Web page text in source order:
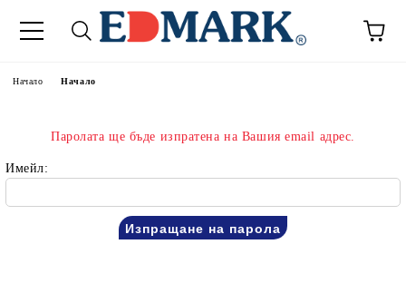
Начало Начало
Паролата ще бъде изпратена на Вашия email адрес.
Имейл: